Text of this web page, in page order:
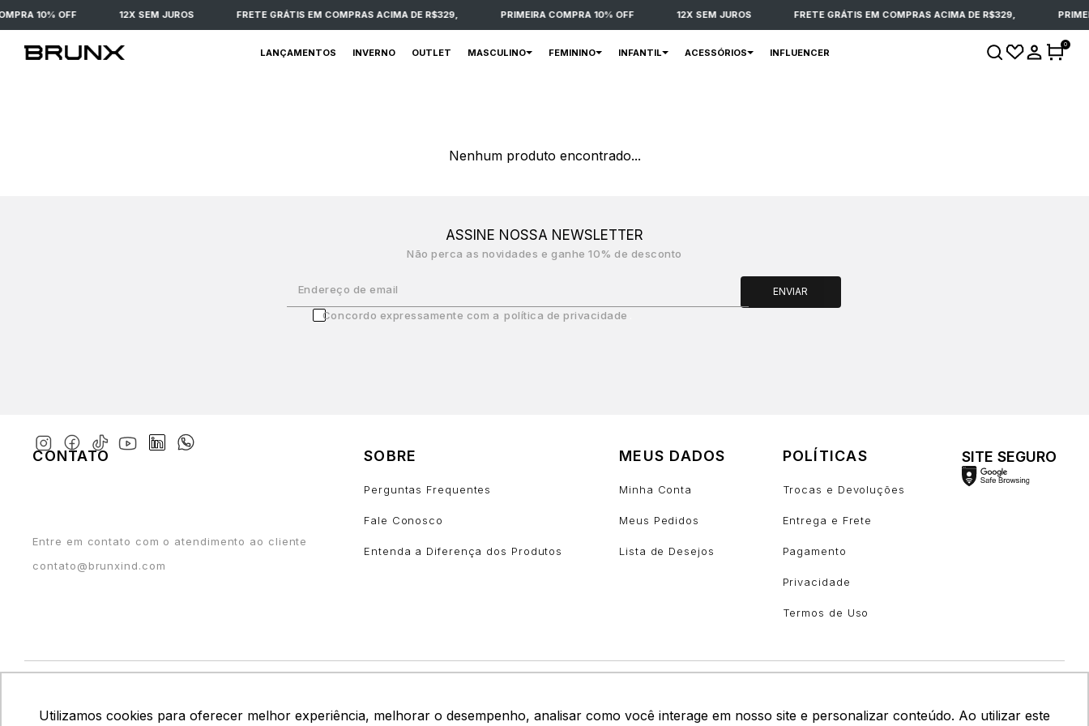
Utilizamos cookies para oferecer melhor experiência, melhorar o desempenho, analisar como você interage em nosso site e personalizar conteúdo. Ao utilizar este
10% OFF 12X SEM JUROS FRETE GRÁTIS EM COMPRAS ACIMA DE R$329, PRIMEIRA COMPRA 10% OFF 12X SEM JUROS FRETE GRÁTIS EM COMPRAS ACIMA DE R$329,
LANÇAMENTOS INVERNO OUTLET MASCULINO FEMININO INFANTIL ACESSÓRIOS INFLUENCER
0
Nenhum produto encontrado...
ASSINE NOSSA NEWSLETTER
Não perca as novidades e ganhe 10% de desconto
Endereço de email ENVIAR
Concordo expressamente com a política de privacidade
CONTATO
Entre em contato com o atendimento ao cliente
contato@brunxind.com
SOBRE
Perguntas Frequentes
Fale Conosco
Entenda a Diferença dos Produtos
MEUS DADOS
Minha Conta
Meus Pedidos
Lista de Desejos
POLÍTICAS
Trocas e Devoluções
Entrega e Frete
Pagamento
Privacidade
Termos de Uso
SITE SEGURO